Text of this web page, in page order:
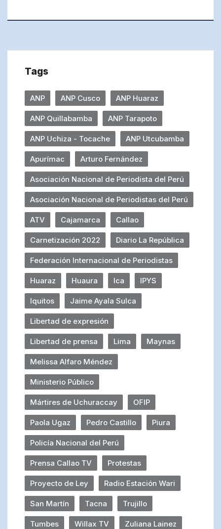
Tags
ANP ANP Cusco ANP Huaraz
ANP Quillabamba ANP Tarapoto
ANP Uchiza - Tocache ANP Utcubamba
Apurímac Arturo Fernández
Asociación Nacional de Periodista del Perú
Asociación Nacional de Periodistas del Perú
ATV Cajamarca Callao
Carnetización 2022 Diario La República
Federación Internacional de Periodistas
Huaraz Huaura Ica IPYS
Iquitos Jaime Ayala Sulca
Libertad de expresión
Libertad de prensa Lima Maynas
Melissa Alfaro Méndez
Ministerio Público
Mártires de Uchuraccay OFIP
Paola Ugaz Pedro Castillo Piura
Policía Nacional del Perú
Prensa Callao TV Protestas
Proyecto de Ley Radio Estación Wari
San Martín Tacna Trujillo
Tumbes Willax TV Zuliana Lainez